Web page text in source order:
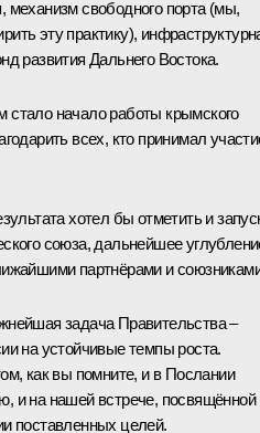
механизм свободного порта (мы,
эту практику),
развития Дальнего Востока.
начало работы крымского
всех, кто принимал
хотел бы отметить и
союза, дальнейшее
партнёрами и
задача Правительства –
на устойчивые темпы роста.
как вы помните, и в Послании
и на нашей встрече, посвящённой
поставленных целей.